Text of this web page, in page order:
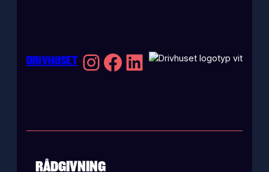
DRIVHUSET Instagram
Facebook
LinkedIn
RÅDGIVNING